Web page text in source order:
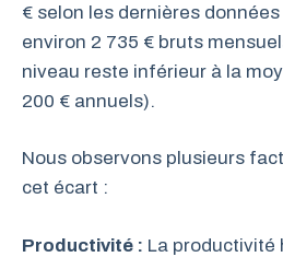
€ selon les dernières
environ 2 735 € bruts
niveau reste inférieur à la
200 € annuels).
Nous observons plusieurs
cet écart :
Productivité : La productivité